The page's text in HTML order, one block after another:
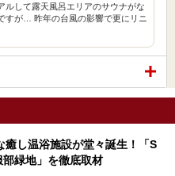
ルして露天風呂エリアのサウナがな
すが… 昨年の台風の影響で更にリニ
癒し温浴施設が堂々誕生！「S
緑地」を徹底取材